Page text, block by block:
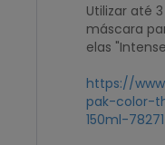
Utilizar até
máscara
elas
https://
pak-color-
150ml-78271